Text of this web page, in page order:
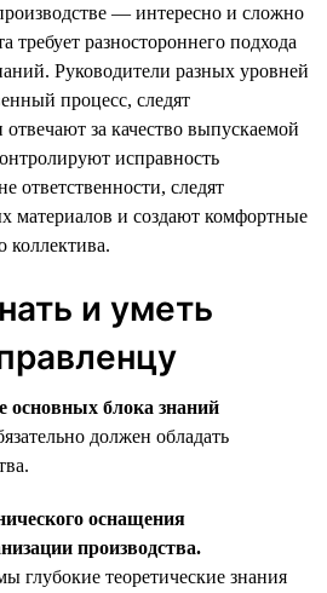
— интересно и сложно
требует разностороннего подхода
Руководители разных уровней
процесс, следят
отвечают за качество выпускаемой
исправность
ответственности, следят
материалов и создают комфортные
коллектива.
и уметь
основных блока знаний
должен обладать
оснащения
производства.
глубокие теоретические знания